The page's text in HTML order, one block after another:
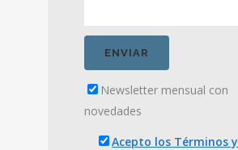
Newsletter mensual con
novedades
Acepto los Términos y